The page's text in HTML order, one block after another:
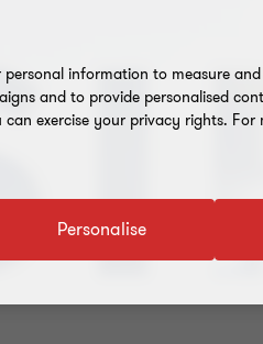
personal information to measure
and to provide personalised
exercise your privacy rights.
Personalise